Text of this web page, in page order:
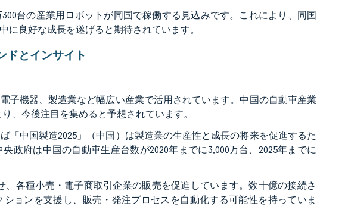
台の産業用ロボットが同国で稼働する見込みです。これにより、同国
良好な成長を遂げると期待されています。
ドとインサイト
子機器、製造業など幅広い産業で活用されています。中国の自動車産業
、今後注目を集めると予想されています。
「中国製造2025」（中国）は製造業の生産性と成長の将来を促進するた
政府は中国の自動車生産台数が2020年までに3,000万台、2025年までに
各種小売・電子商取引企業の販売を促進しています。数十億の接続さ
ョンを支援し、販売・発注プロセスを自動化する可能性を持っていま